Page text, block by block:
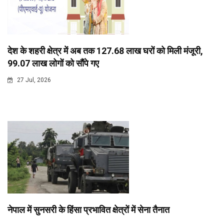
देश के शहरी क्षेत्र में अब तक 127.68 लाख घरों को मिली मंजूरी,
99.07 लाख लोगों को सौंपे गए
27 Jul, 2026
नेपाल में सुनसरी के हिंसा प्रभावित क्षेत्रों में सेना तैनात